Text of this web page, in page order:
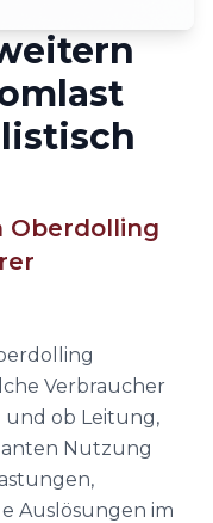
Oberdolling
Verbraucher
ob Leitung,
Nutzung
Auslösungen im